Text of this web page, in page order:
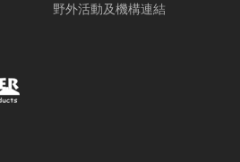
野外活動及機構連結